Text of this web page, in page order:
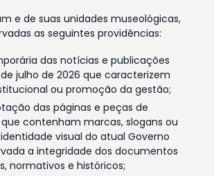
e de suas unidades museológicas,
as seguintes providências:
das notícias e publicações
julho de 2026 que caracterizem
ou promoção da gestão;
das páginas e peças de
contenham marcas, slogans ou
visual do atual Governo
a integridade dos documentos
normativos e históricos;